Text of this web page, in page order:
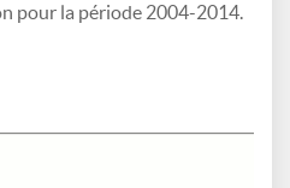
pour la période 2004-2014.